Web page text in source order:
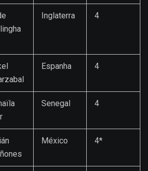
Inglaterra 4
Espanha 4
Senegal 4
México 4*